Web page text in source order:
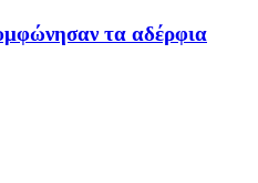
τα αδέρφια